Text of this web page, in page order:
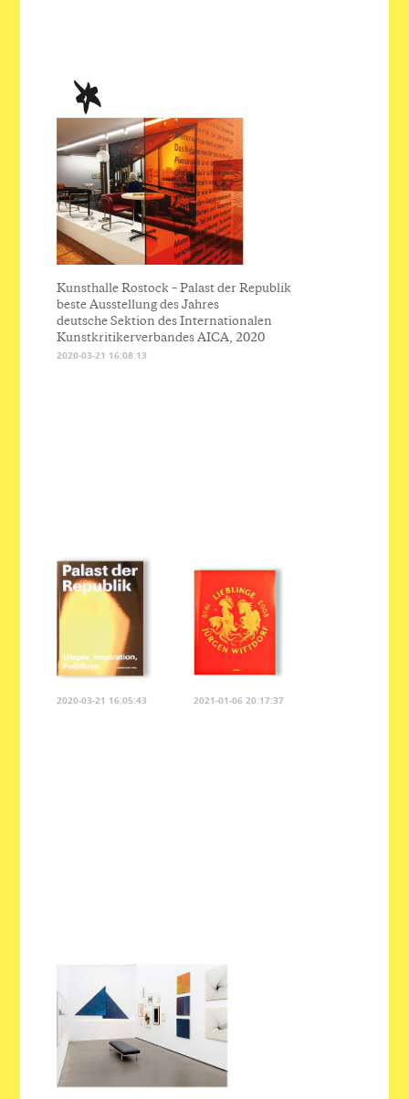
Kunsthalle Rostock – Palast der Republik
beste Ausstellung des Jahres
deutsche Sektion des Internationalen
Kunstkritikerverbandes AICA, 2020
2020-03-21 16:08:13
2020-03-21 16:05:43 2021-01-06 20:17:37